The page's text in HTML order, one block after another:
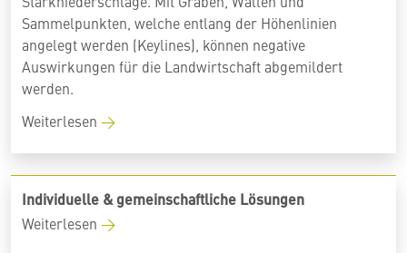
Sammelpunkten, welche entlang der Höhenlinien
angelegt werden (Keylines), können negative
Auswirkungen für die Landwirtschaft abgemildert
werden.
Weiterlesen
Individuelle & gemeinschaftliche Lösungen
Weiterlesen